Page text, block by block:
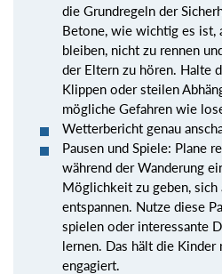
die Grundregeln der
Betone, wie wichtig es ist,
bleiben, nicht zu rennen
der Eltern zu hören. Halte
Klippen oder steilen
mögliche Gefahren wie
Wetterbericht genau
Pausen und Spiele: Plane
während der Wanderung
Möglichkeit zu geben, sich
entspannen. Nutze diese
spielen oder interessante
lernen. Das hält die
engagiert.